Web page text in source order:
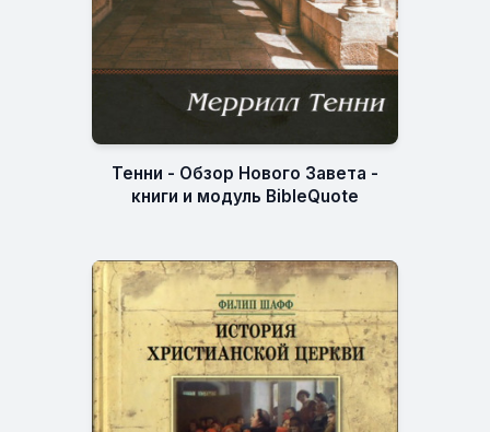
Тенни - Обзор Нового Завета -
книги и модуль BibleQuote